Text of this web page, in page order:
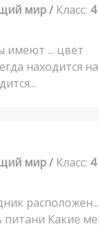
мир/ Класс: 4
имеют ... цвет
находится на
мир/ Класс: 4
расположен...
Какие